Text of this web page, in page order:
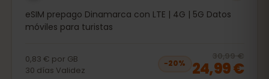
eSIM prepago Dinamarca con LTE | 4G | 5G Datos
móviles para turistas
0,83 € por GB
30 días Validez
−20%
30,99 €
24,99 €